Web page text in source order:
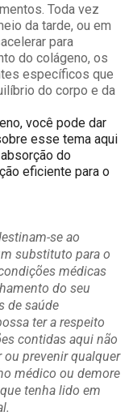
Toda vez
da tarde, ou em
para
do colágeno, os
específicos que
do corpo e da
você pode dar
esse tema aqui
do
eficiente para o
se ao
substituto para o
médicas
do seu
de saúde
ter a respeito
contidas aqui não
ou prevenir qualquer
médico ou demore
tenha lido em